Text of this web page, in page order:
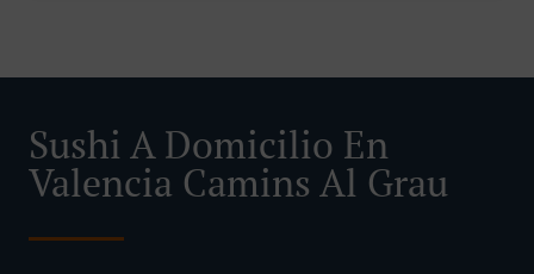
Sushi A Domicilio En
Valencia Camins Al Grau